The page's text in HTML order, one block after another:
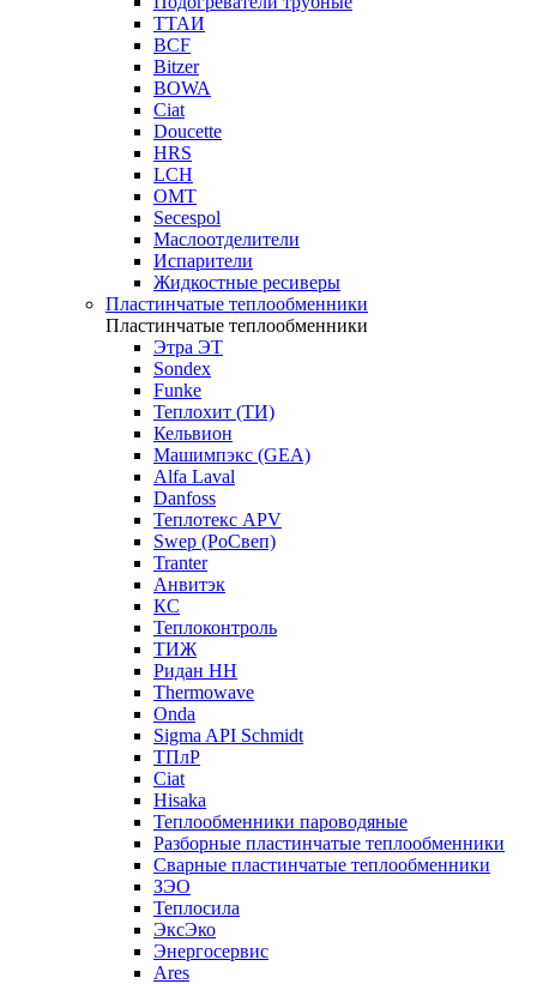
ТТАИ
BCF
Bitzer
BOWA
Ciat
Doucette
HRS
LCH
OMT
Secespol
Маслоотделители
Испарители
Жидкостные ресиверы
Пластинчатые теплообменники
Пластинчатые теплообменники
Этра ЭТ
Sondex
Funke
Теплохит (ТИ)
Кельвион
Машимпэкс (GEA)
Alfa Laval
Danfoss
Теплотекс APV
Swep (РоСвеп)
Tranter
Анвитэк
КС
Теплоконтроль
ТИЖ
Ридан НН
Thermowave
Onda
Sigma API Schmidt
ТПлР
Ciat
Hisaka
Теплообменники пароводяные
Разборные пластинчатые теплообменники
Сварные пластинчатые теплообменники
ЗЭО
Теплосила
ЭксЭко
Энергосервис
Ares